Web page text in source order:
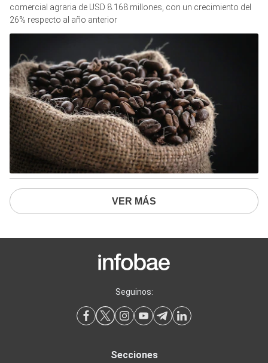
comercial agraria de USD 8.168 millones, con un crecimiento del
26% respecto al año anterior
VER MÁS
Seguinos:
Secciones